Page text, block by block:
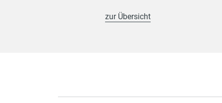
zur Übersicht